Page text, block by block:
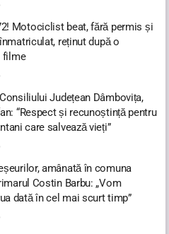
Motociclist beat, fără permis și
reținut după o
filme
Județean Dâmbovița,
“Respect și recunoștință pentru
care salvează vieți”
amânată în comuna
Costin Barbu: „Vom
dată în cel mai scurt timp”